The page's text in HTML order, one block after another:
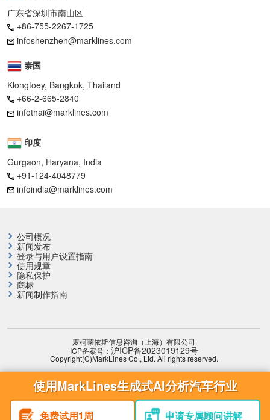
广东省深圳市南山区
+86-755-2267-1725
infoshenzhen@marklines.com
泰国
Klongtoey, Bangkok, Thailand
+66-2-665-2840
infothai@marklines.com
印度
Gurgaon, Haryana, India
+91-124-4048779
infoindia@marklines.com
公司概况
新闻发布
登录与用户设置指南
使用规章
隐私保护
商标
新闻制作指南
麦柯莱依斯信息咨询（上海）有限公司
ICP备案号： 沪ICP备2023019129号
Copyright(C)MarkLines Co., Ltd. All rights reserved.
使用MarkLines生成式AI分析汽车行业
免费试用1周 申请专属顾问讲解